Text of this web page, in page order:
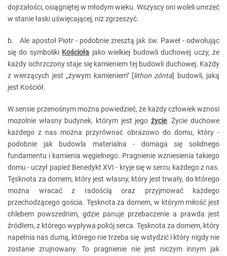
dojrzałości, osiągniętej w młodym wieku. Wszyscy oni woleli umrzeć
w stanie łaski uświęcającej, niż zgrzeszyć.
b. Ale apostoł Piotr - podobnie zresztą jak św. Paweł - odwołując
się do symboliki Kościoła jako wielkiej budowli duchowej uczy, że
każdy ochrzczony staje się kamieniem tej budowli duchowej. Każdy
z wierzących jest „żywym kamieniem" [lithon zônta] budowli, jaką
jest Kościół.
W sensie przenośnym można powiedzieć, że każdy człowiek wznosi
mozolnie własny budynek, którym jest jego życie. Życie duchowe
każdego z nas można przyrównać obrazowo do domu, który -
podobnie jak budowla materialna - domaga się solidnego
fundamentu i kamienia węgielnego. Pragnienie wzniesienia takiego
domu - uczył papież Benedykt XVI - kryje się w sercu każdego z nas.
Tęsknota za domem, który jest własny, który jest trwały, do którego
można wracać z radością oraz przyjmować każdego
przechodzącego gościa. Tęsknota za domem, w którym miłość jest
chlebem powszednim, gdzie panuje przebaczenie a prawda jest
źródłem, z którego wypływa pokój serca. Tęsknota za domem, który
napełnia nas dumą, którego nie trzeba się wstydzić i który nigdy nie
zostanie zrujnowany. To pragnienie nie jest niczym innym jak